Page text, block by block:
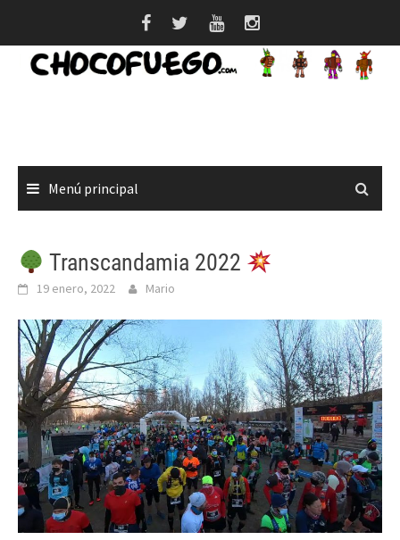
contenido
Menú principal
Transcandamia 2022
19 enero, 2022 Mario